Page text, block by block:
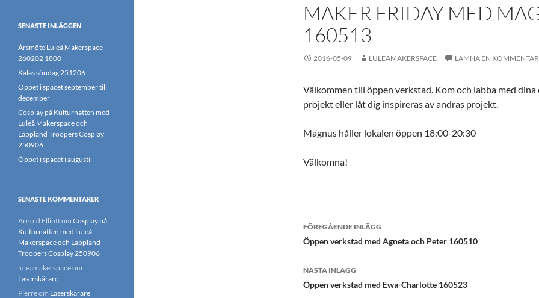
MAKER FRIDAY MED
160513
2016-05-09 LULEAMAKERSPACE LÄMNA EN KOMMENTAR
Välkommen till öppen verkstad. Kom och labba med dina
projekt eller låt dig inspireras av andras projekt.
Magnus håller lokalen öppen 18:00-20:30
Välkomna!
Inläggsnavigering
FÖREGÅENDE INLÄGG
Öppen verkstad med Agneta och Peter 160510
NÄSTA INLÄGG
Öppen verkstad med Ewa-Charlotte 160523
SENASTE INLÄGGEN
Årsmöte Luleå Makerspace
260202 1800
Kalas söndag 251206
Öppet i spacet september till
december
Cosplay på Kulturnatten med
Luleå Makerspace och
Lappland Troopers Cosplay
250906
Öppet i spacet i augusti
SENASTE KOMMENTARER
Arnold Elliottom Cosplay på
Kulturnatten med Luleå
Makerspace och Lappland
Troopers Cosplay 250906
luleamakerspaceom
Laserskärare
Pierreom Laserskärare